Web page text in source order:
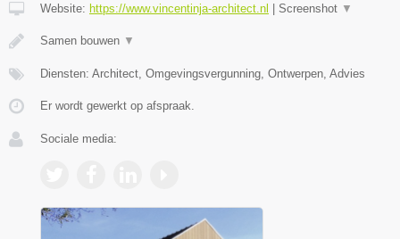
Website: https://www.vincentinja-architect.nl Screenshot ▼
Samen bouwen ▼
Diensten: Architect, Omgevingsvergunning, Ontwerpen, Advies
Er wordt gewerkt op afspraak.
Sociale media: